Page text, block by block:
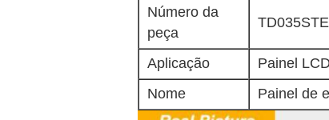
Número da
peça
Aplicação
Painel
Nome
Painel de